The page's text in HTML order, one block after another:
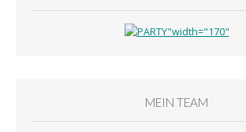
MEIN TEAM